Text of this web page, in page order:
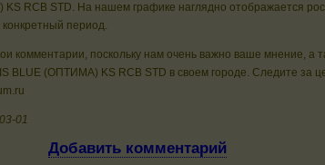
RCB STD. На нашем графике наглядно отображается
период.
комментарии, поскольку нам очень важно ваше мнение, а
BLUE (ОПТИМА) KS RCB STD в своем городе. Следите за
01
Добавить комментарий